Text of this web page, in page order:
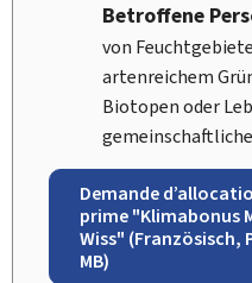
Betroffene
von
artenreichem
Biotopen oder
Demande
prime "Klimabonus
Wiss" (Französisch,
MB)